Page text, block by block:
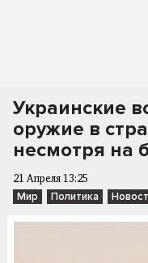
Украинские
оружие в
несмотря на
21 Апреля 13:25
Мир Политика